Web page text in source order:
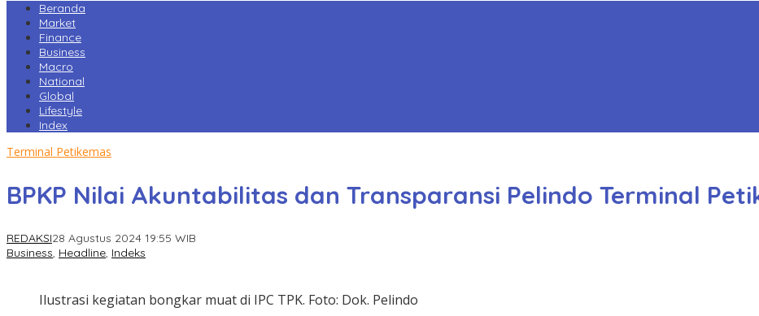
Beranda
Market
Finance
Business
Macro
National
Global
Lifestyle
Index
Terminal Petikemas
BPKP Nilai Akuntabilitas dan Transparansi Pelindo Terminal
REDAKSI28 Agustus 2024 19:55 WIB
Business, Headline, Indeks
Ilustrasi kegiatan bongkar muat di IPC TPK. Foto: Dok. Pelindo